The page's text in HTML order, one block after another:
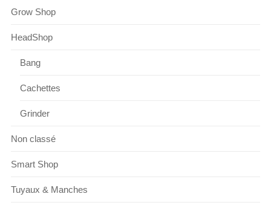
Grow Shop
HeadShop
Bang
Cachettes
Grinder
Non classé
Smart Shop
Tuyaux & Manches